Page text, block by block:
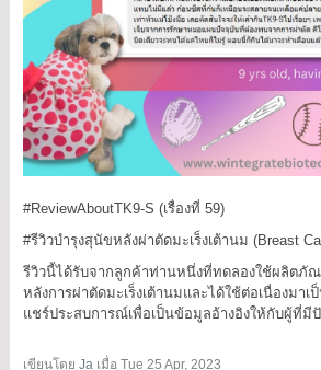
#ReviewAboutTK9-S (เรื่องที่ 59)
#รีวิวบำรุงสุนัขหลังผ่าตัดมะเร็งเต้านม (Breast
รีวิวนี้ได้รับจากลูกค้าท่านหนึ่งที่ทดลองใช้ผลิตภั
หลังการผ่าตัดมะเร็งเต้านมและได้ใช้ต่อเนื่องมาเ
แชร์ประสบการณ์เพื่อเป็นข้อมูลอ้างอิงให้กับผู้ที่
เขียนโดย Jaเมื่อ Tue 25 Apr, 2023